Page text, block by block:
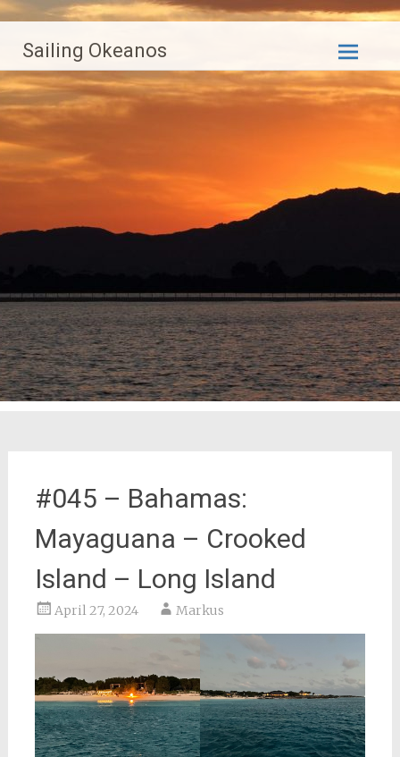
Inhalt
springen
Sailing Okeanos
#045 – Bahamas:
Mayaguana – Crooked
Island – Long Island
April 27, 2024 Markus